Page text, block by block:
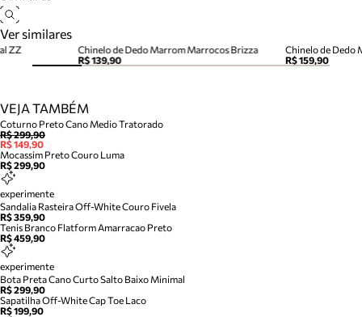
Ver similares
Chinelo de Dedo Marrom Marrocos Brizza
R$ 139,90
Chinelo de Dedo
R$ 159,90
ZZ
VEJA TAMBÉM
Coturno Preto Cano Medio Tratorado
R$ 299,90
R$ 149,90
Mocassim Preto Couro Luma
R$ 299,90
experimente
Sandalia Rasteira Off-White Couro Fivela
R$ 359,90
Tenis Branco Flatform Amarracao Preto
R$ 459,90
experimente
Bota Preta Cano Curto Salto Baixo Minimal
R$ 299,90
Sapatilha Off-White Cap Toe Laco
R$ 199,90